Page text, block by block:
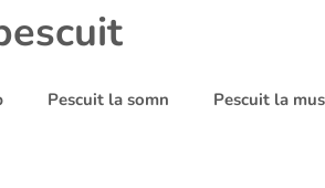
Pescuit la somn Pescuit la